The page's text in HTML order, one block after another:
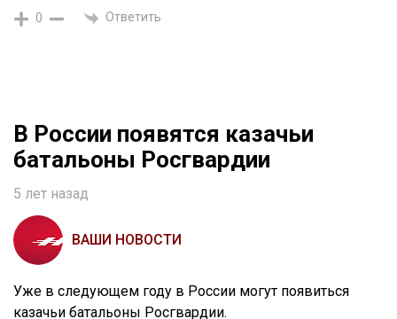
0 Ответить
В России появятся казачьи
батальоны Росгвардии
5 лет назад
ВАШИ НОВОСТИ
Уже в следующем году в России могут появиться
казачьи батальоны Росгвардии.